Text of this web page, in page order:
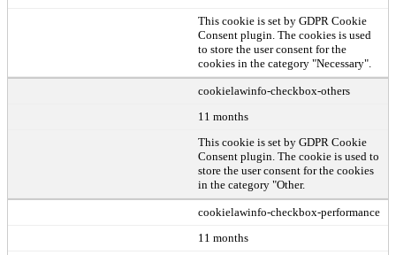
This cookie is set by GDPR Cookie
Consent plugin. The cookies is used
to store the user consent for the
cookies in the category "Necessary".
cookielawinfo-checkbox-others
11 months
This cookie is set by GDPR Cookie
Consent plugin. The cookie is used to
store the user consent for the cookies
in the category "Other.
cookielawinfo-checkbox-performance
11 months